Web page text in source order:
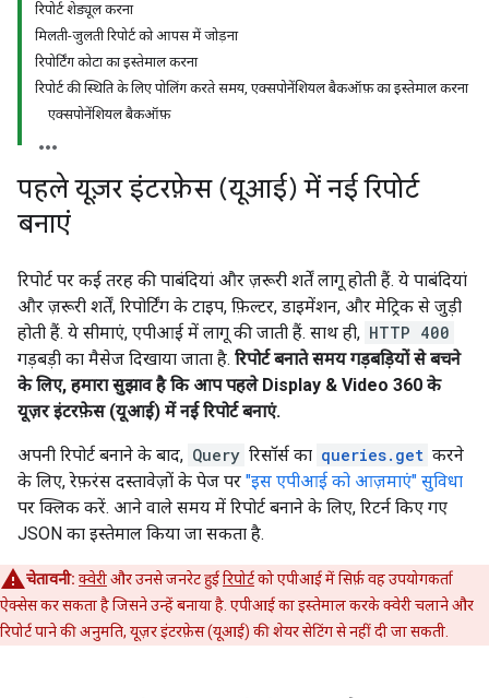
रिपोर्ट शेड्यूल करना
मिलती-जुलती रिपोर्ट को आपस में जोड़ना
रिपोर्टिंग कोटा का इस्तेमाल करना
रिपोर्ट की स्थिति के लिए पोलिंग करते समय, एक्सपोनेंशियल बैकऑफ़ का इस्तेमाल करना
एक्सपोनेंशियल बैकऑफ़
पहले यूज़र इंटरफ़ेस (यूआई) में नई रिपोर्ट
बनाएं
रिपोर्ट पर कई तरह की पाबंदियां और ज़रूरी शर्तें लागू होती हैं. ये पाबंदियां
और ज़रूरी शर्तें, रिपोर्टिंग के टाइप, फ़िल्टर, डाइमेंशन, और मेट्रिक से जुड़ी
होती हैं. ये सीमाएं, एपीआई में लागू की जाती हैं. साथ ही, HTTP 400
गड़बड़ी का मैसेज दिखाया जाता है. रिपोर्ट बनाते समय गड़बड़ियों से बचने
के लिए, हमारा सुझाव है कि आप पहले Display & Video 360 के
यूज़र इंटरफ़ेस (यूआई) में नई रिपोर्ट बनाएं.
अपनी रिपोर्ट बनाने के बाद, Query रिसॉर्स का queries.get करने
के लिए, रेफ़रंस दस्तावेज़ों के पेज पर "इस एपीआई को आज़माएं" सुविधा
पर क्लिक करें. आने वाले समय में रिपोर्ट बनाने के लिए, रिटर्न किए गए
JSON का इस्तेमाल किया जा सकता है.
चेतावनी: क्वेरीऔर उनसे जनरेट हुईरिपोर्टको एपीआई में सिर्फ़ वह उपयोगकर्ता
ऐक्सेस कर सकता है जिसने उन्हें बनाया है. एपीआई का इस्तेमाल करके क्वेरी चलाने और
रिपोर्ट पाने की अनुमति, यूज़र इंटरफ़ेस (यूआई) की शेयर सेटिंग से नहीं दी जा सकती.